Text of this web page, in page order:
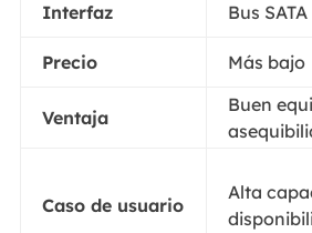
Interfaz Bus SATA
Precio Más bajo
Ventaja
Buen
Caso de usuario
Alta